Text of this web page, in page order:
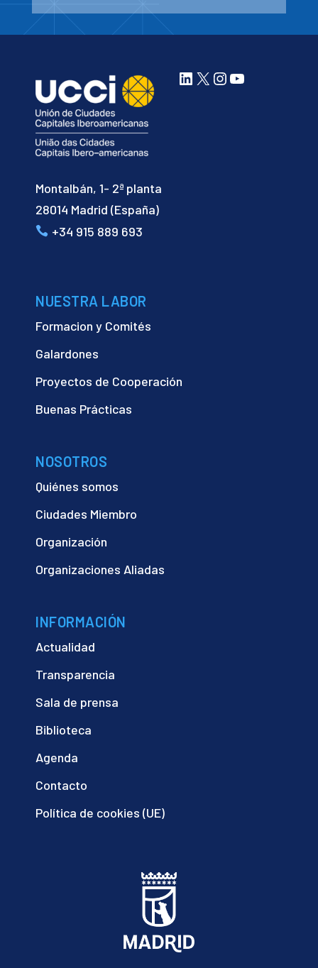
Montalbán, 1- 2ª planta
28014 Madrid (España)
+34 915 889 693
LinkedIn
X Instagram
YouTube
NUESTRA LABOR
Formacion y Comités
Galardones
Proyectos de Cooperación
Buenas Prácticas
NOSOTROS
Quiénes somos
Ciudades Miembro
Organización
Organizaciones Aliadas
INFORMACIÓN
Actualidad
Transparencia
Sala de prensa
Biblioteca
Agenda
Contacto
Política de cookies (UE)